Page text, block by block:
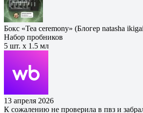
Бокс «Tea ceremony» (Блогер natasha
Набор пробников
5 шт. х 1.5 мл
13 апреля 2026
К сожалению не проверила в пвз и